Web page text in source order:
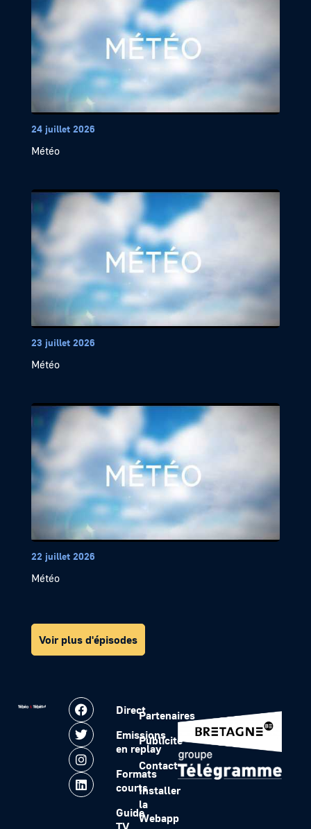
24 juillet 2026
Météo
23 juillet 2026
Météo
22 juillet 2026
Météo
Voir plus d'épisodes
Direct
Emissions
en replay
Formats
courts
Guide
Partenaires
Publicité
Contact
Installer
la
Webapp